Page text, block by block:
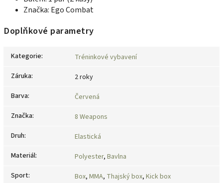
Značka: Ego Combat
Doplňkové parametry
Kategorie:
Tréninkové vybavení
Záruka:
2 roky
Barva:
Červená
Značka:
8 Weapons
Druh:
Elastická
Materiál: Polyester, Bavlna
Sport: Box, MMA, Thajský box, Kick box